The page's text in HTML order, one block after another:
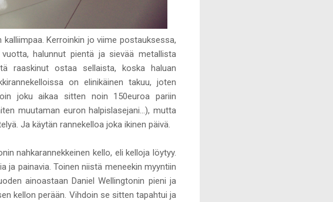
Kerroinkin jo viime postauksessa,
halunnut pientä ja sievää metallista
raaskinut ostaa sellaista, koska haluan
on elinikäinen takuu, joten
joku aikaa sitten noin 150euroa pariin
muutaman euron halpislasejani...), mutta
Ja käytän rannekelloa joka ikinen päivä.
nahkarannekkeinen kello, eli kelloja löytyy.
ja painavia. Toinen niistä meneekin myyntiin
ainoastaan Daniel Wellingtonin pieni ja
kellon perään. Vihdoin se sitten tapahtui ja